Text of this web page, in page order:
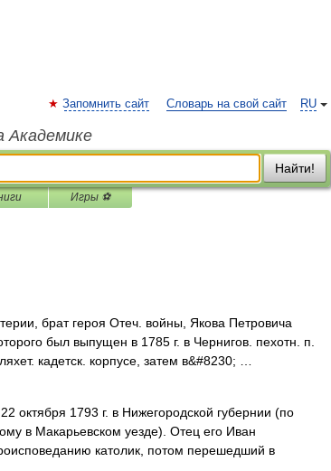
RU
Запомнить сайт Словарь на свой сайт
Академике
Найти!
Игры ⚽
брат героя Отеч. войны, Якова Петровича
был выпущен в 1785 г. в Чернигов. пехотн. п.
кадетск. корпусе, затем в&#8230; …
октября 1793 г. в Нижегородской губернии (по
в Макарьевском уезде). Отец его Иван
католик, потом перешедший в